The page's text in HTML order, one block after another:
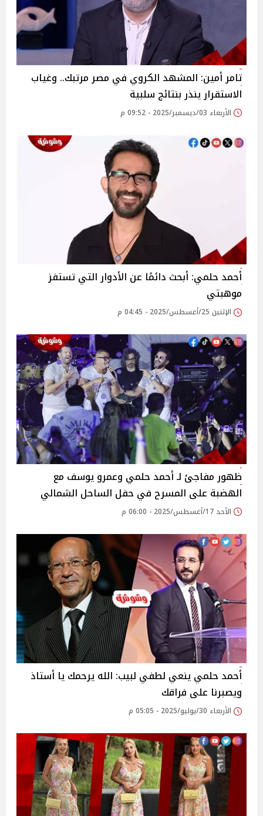
تامر أمين: المشهد الكروي في مصر مرتبك.. وغياب
الاستقرار ينذر بنتائج سلبية
الأربعاء 03/ديسمبر/2025 - 09:52 م
أحمد حلمي: أبحث دائمًا عن الأدوار التي تستفز
موهبتي
الإثنين 25/أغسطس/2025 - 04:45 م
ظهور مفاجئ لـ أحمد حلمي وعمرو يوسف مع
الهضبة على المسرح في حفل الساحل الشمالي
الأحد 17/أغسطس/2025 - 06:00 م
أحمد حلمي ينعي لطفي لبيب: الله يرحمك يا أستاذ
ويصبرنا على فراقك‎
الأربعاء 30/يوليو/2025 - 05:05 م